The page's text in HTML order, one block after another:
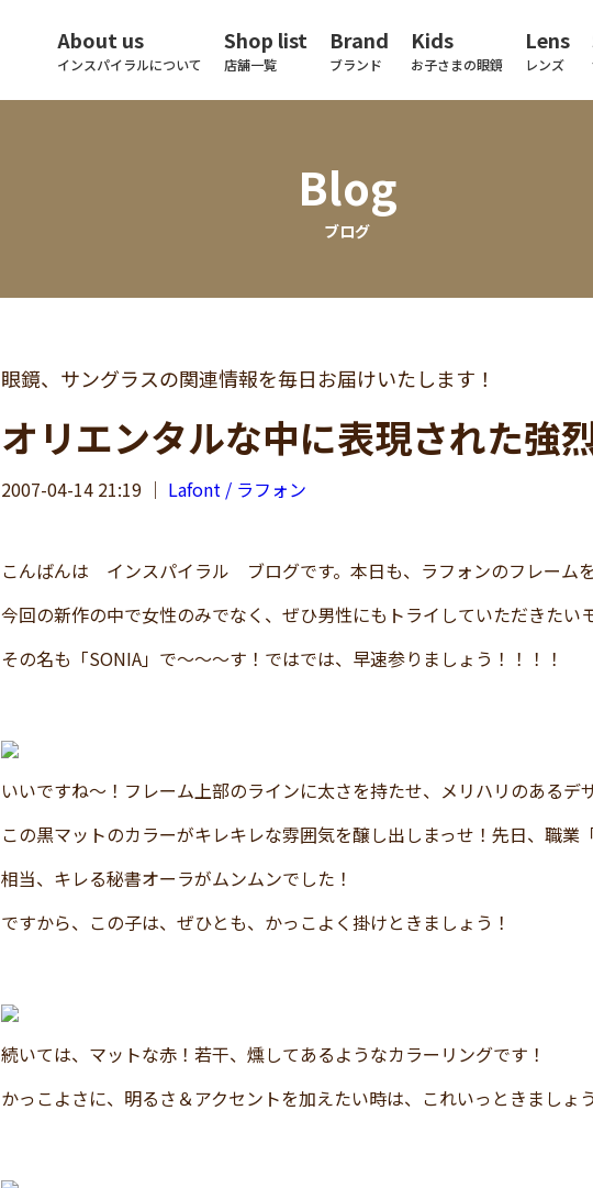
About us
インスパイラルについて
Shop list
店舗一覧
Brand
ブランド
Kids
お子さまの眼鏡
Lens
レンズ
Blog
ブログ
眼鏡、サングラスの関連情報を毎日お届けいたします！
オリエンタルな中に表現された強
2007-04-14 21:19 ｜ Lafont / ラフォン
こんばんは インスパイラル ブログです。本日も、ラフォンのフレーム
今回の新作の中で女性のみでなく、ぜひ男性にもトライしていただきたい
その名も「SONIA」で～～～す！ではでは、早速参りましょう！！！！
いいですね～！フレーム上部のラインに太さを持たせ、メリハリのあるデ
この黒マットのカラーがキレキレな雰囲気を醸し出しまっせ！先日、職業
相当、キレる秘書オーラがムンムンでした！
ですから、この子は、ぜひとも、かっこよく掛けときましょう！
続いては、マットな赤！若干、燻してあるようなカラーリングです！
かっこよさに、明るさ＆アクセントを加えたい時は、これいっときましょ